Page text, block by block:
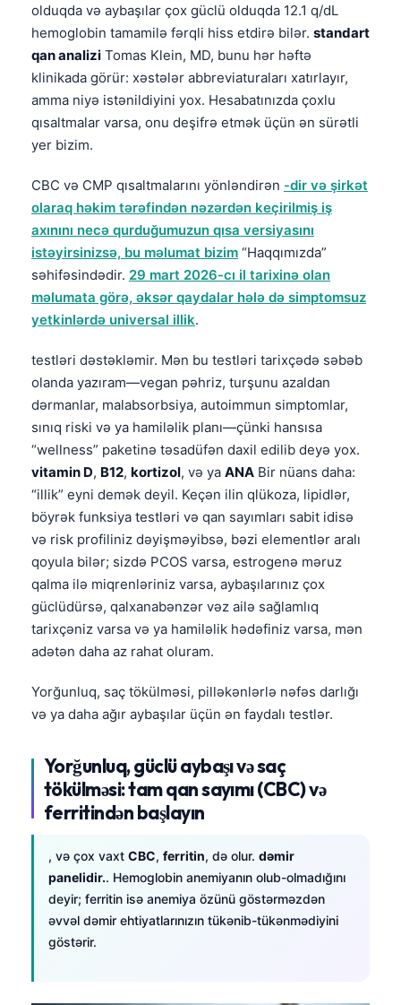
olduqda və aybaşılar çox güclü olduqda 12.1 q/dL
hemoglobin tamamilə fərqli hiss etdirə bilər. standart
qan analizi Tomas Klein, MD, bunu hər həftə
klinikada görür: xəstələr abbreviaturaları xatırlayır,
amma niyə istənildiyini yox. Hesabatınızda çoxlu
qısaltmalar varsa, onu deşifrə etmək üçün ən sürətli
yer bizim.
CBC və CMP qısaltmalarını yönləndirən -dir və şirkət
olaraq həkim tərəfindən nəzərdən keçirilmiş iş
axınını necə qurduğumuzun qısa versiyasını
istəyirsinizsə, bu məlumat bizim “Haqqımızda”
səhifəsindədir. 29 mart 2026-cı il tarixinə olan
məlumata görə, əksər qaydalar hələ də simptomsuz
yetkinlərdə universal illik.
testləri dəstəkləmir. Mən bu testləri tarixçədə səbəb
olanda yazıram—vegan pəhriz, turşunu azaldan
dərmanlar, malabsorbsiya, autoimmun simptomlar,
sınıq riski və ya hamiləlik planı—çünki hansısa
“wellness” paketinə təsadüfən daxil edilib deyə yox.
vitamin D, B12, kortizol, və ya ANA Bir nüans daha:
“illik” eyni demək deyil. Keçən ilin qlükoza, lipidlər,
böyrək funksiya testləri və qan sayımları sabit idisə
və risk profiliniz dəyişməyibsə, bəzi elementlər aralı
qoyula bilər; sizdə PCOS varsa, estrogenə məruz
qalma ilə miqrenləriniz varsa, aybaşılarınız çox
güclüdürsə, qalxanabənzər vəz ailə sağlamlıq
tarixçəniz varsa və ya hamiləlik hədəfiniz varsa, mən
adətən daha az rahat oluram.
Yorğunluq, saç tökülməsi, pilləkənlərlə nəfəs darlığı
və ya daha ağır aybaşılar üçün ən faydalı testlər.
Yorğunluq, güclü aybaşı və saç
tökülməsi: tam qan sayımı (CBC) və
ferritindən başlayın
, və çox vaxt CBC, ferritin, də olur. dəmir
panelidir.. Hemoglobin anemiyanın olub-olmadığını
deyir; ferritin isə anemiya özünü göstərməzdən
əvvəl dəmir ehtiyatlarınızın tükənib-tükənmədiyini
göstərir.